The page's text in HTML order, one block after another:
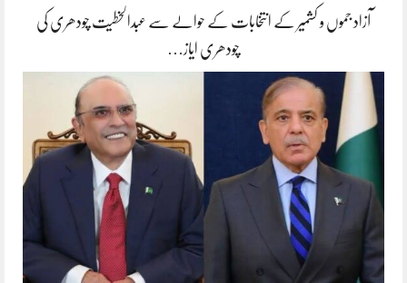
آزاد جموں و کشمیر کے انتخابات کے حوالے سے عبدالخطیت چودھری کی
چودھری ایاز…